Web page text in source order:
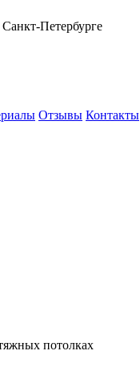
Петербурге
Отзывы Контакты
потолках